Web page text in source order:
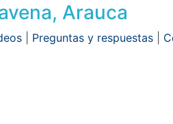
Arauca
| Preguntas y respuestas|